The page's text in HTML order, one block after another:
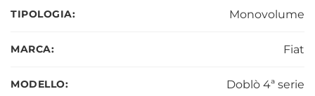
TIPOLOGIA: Monovolume
MARCA: Fiat
MODELLO: Doblò 4ª serie